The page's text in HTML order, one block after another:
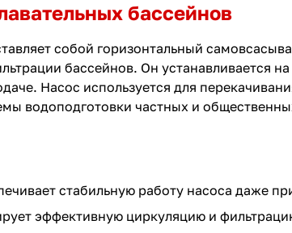
бассейнов
собой горизонтальный
бассейнов. Он устанавливается
Насос используется для
водоподготовки частных и
стабильную работу насоса даже
эффективную циркуляцию и